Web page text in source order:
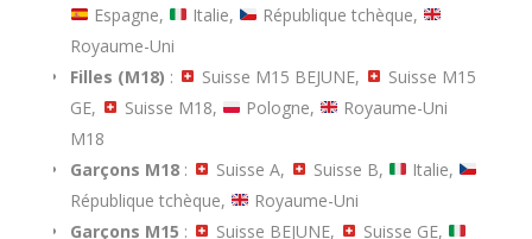
Espagne,
Italie,
République tchèque,
Royaume-Uni
Filles (M18) : Suisse M15 BEJUNE,
Suisse M15
GE,
Suisse M18, Pologne,
Royaume-Uni
M18
Garçons M18: Suisse A, Suisse B,
Italie,
République tchèque,
Royaume-Uni
Garçons M15 : Suisse BEJUNE,
Suisse GE,